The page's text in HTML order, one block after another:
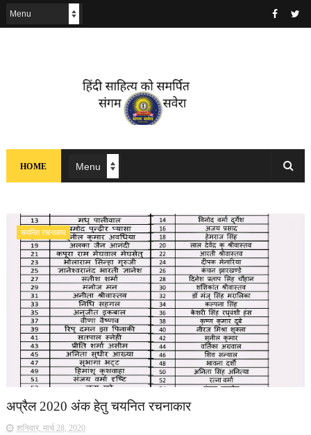
HOME
चयनित रचनाकार
अप्रैल 2020 अंक हेतु चयनित रचनाकार
शनिवार, मार्च 28, 2020